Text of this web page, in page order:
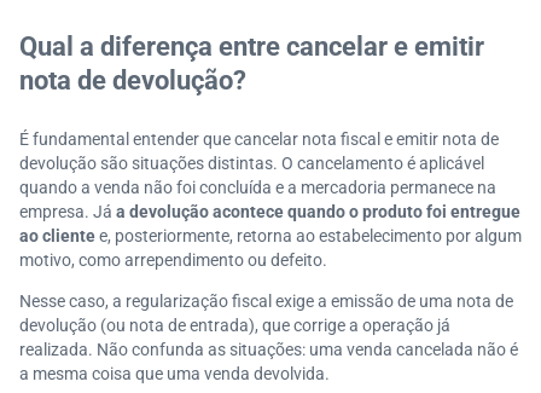
Qual a diferença entre cancelar e emitir
nota de devolução?
É fundamental entender que cancelar nota fiscal e emitir nota de
devolução são situações distintas. O cancelamento é aplicável
quando a venda não foi concluída e a mercadoria permanece na
empresa. Já a devolução acontece quando o produto foi entregue
ao clientee, posteriormente, retorna ao estabelecimento por algum
motivo, como arrependimento ou defeito.
Nesse caso, a regularização fiscal exige a emissão de uma nota de
devolução (ou nota de entrada), que corrige a operação já
realizada. Não confunda as situações: uma venda cancelada não é
a mesma coisa que uma venda devolvida.